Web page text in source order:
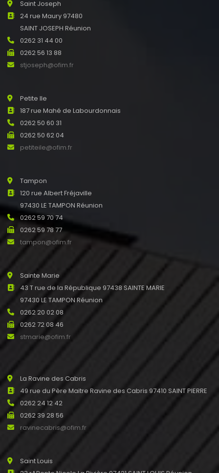
Saint Joseph
24 rue Maury 97480
SAINT JOSEPH Réunion
0262 31 44 00
0262 56 13 88
stjoseph@ofim.fr
Petite Ile
187 rue Mahé de Labourdonnais
0262 50 60 31
0262 50 62 04
petiteile@ofim.fr
Tampon
120 rue Albert Fréjaville
97430 LE TAMPON Réunion
0262 59 70 74
0262 59 78 77
tampon@ofim.fr
Sainte Marie
43 T rue de la République 97438 SAINTE MARIE
97430 LE TAMPON Réunion
0262 20 02 08
0262 72 08 46
stmarie@ofim.fr
La Ravine des Cabris
49 rue du Père Maitre Ravine des Cabris 97410 SAINT PIERRE
0262 24 12 42
0262 39 28 56
ravinecabris@ofim.fr
Saint Louis